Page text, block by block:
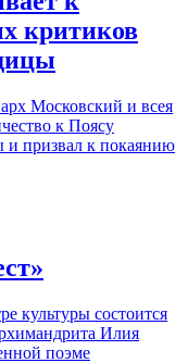
критиков
Московский и всея
к Поясу
и призвал к покаянию
культуры состоится
Илия
поэме